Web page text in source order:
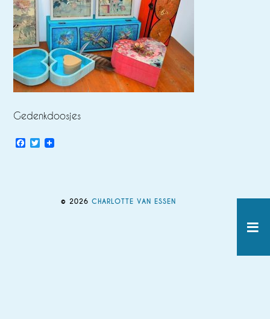
Gedenkdoosjes
Facebook
Twitter
© 2026 CHARLOTTE VAN ESSEN